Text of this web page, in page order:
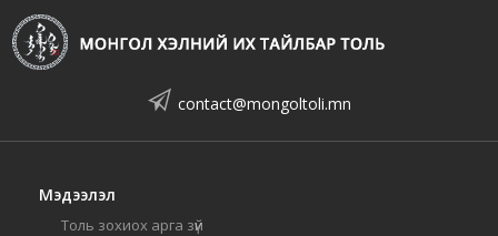
contact@mongoltoli.mn
Мэдээлэл
Толь зохиох арга зүй